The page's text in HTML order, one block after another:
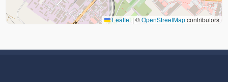
Leaflet | ©OpenStreetMapcontributors